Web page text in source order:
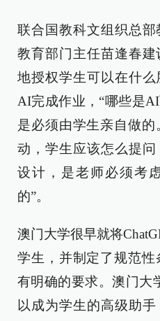
联合国教科文组织总
教育部门主任苗逢春
地授权学生可以在什
AI完成作业，“哪些是
是必须由学生亲自做
动，学生应该怎么提
设计，是老师必须考
的”。
澳门大学很早就将
学生，并制定了规范
有明确的要求。澳门大
以成为学生的高级助